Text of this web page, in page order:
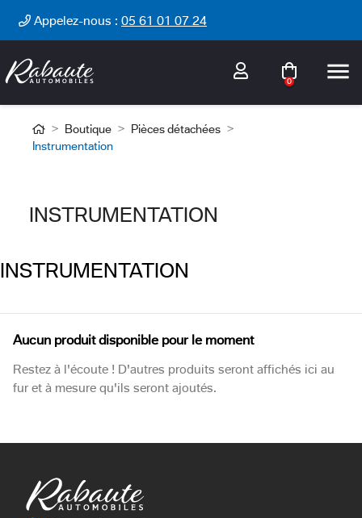
Appelez-nous : 05 61 01 07 24

0
Boutique
Pièces détachées
Instrumentation
INSTRUMENTATION
INSTRUMENTATION
Aucun produit disponible pour le moment
Restez à l'écoute ! D'autres produits seront affichés ici au
fur et à mesure qu'ils seront ajoutés.